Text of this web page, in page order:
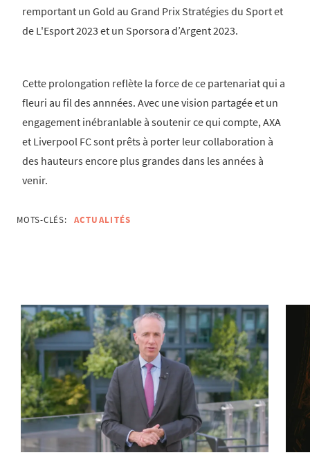
remportant un Gold au Grand Prix Stratégies du Sport et
de L'Esport 2023 et un Sporsora d’Argent 2023.
Cette prolongation reflète la force de ce partenariat qui a
fleuri au fil des annnées. Avec une vision partagée et un
engagement inébranlable à soutenir ce qui compte, AXA
et Liverpool FC sont prêts à porter leur collaboration à
des hauteurs encore plus grandes dans les années à
venir.
MOTS-CLÉS: ACTUALITÉS